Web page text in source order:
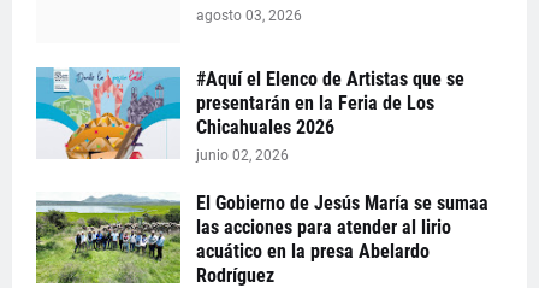
agosto 03, 2026
#Aquí el Elenco de Artistas que se
presentarán en la Feria de Los
Chicahuales 2026
junio 02, 2026
El Gobierno de Jesús María se sumaa
las acciones para atender al lirio
acuático en la presa Abelardo
Rodríguez